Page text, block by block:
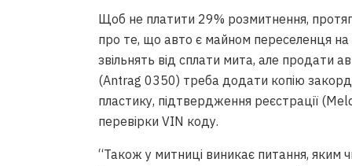
Щоб не платити 29% розмитнення,
про те, що авто є майном переселенця
звільнять від сплати мита, але продати
(Antrag 0350) треба додати копію
пластику, підтвердження реєстрації
перевірки VIN коду.
“Також у митниці виникає питання, яким